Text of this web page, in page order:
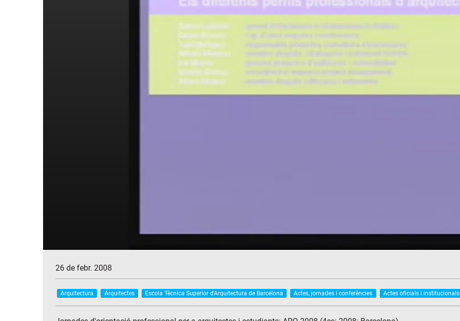
26 de febr. 2008
Arquitectura Arquitectes Escola Tècnica Superior d'Arquitectura de Barcelona Actes, jornades i conferències Actes oficials i institucionals